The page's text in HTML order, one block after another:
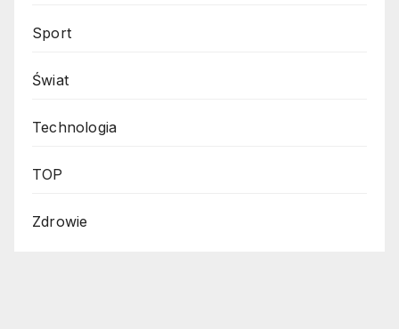
Sport
Świat
Technologia
TOP
Zdrowie